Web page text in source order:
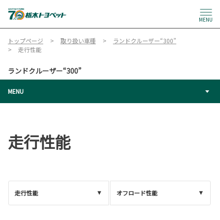
MENU
トップページ 取り扱い車種
ランドクルーザー“300”
走行性能
ランドクルーザー“300”
MENU
走行性能
走行性能 オフロード性能